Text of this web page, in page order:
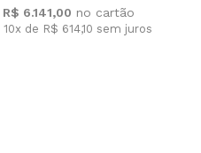
R$ 6.141,00
10x de R$ 614,10 sem juros